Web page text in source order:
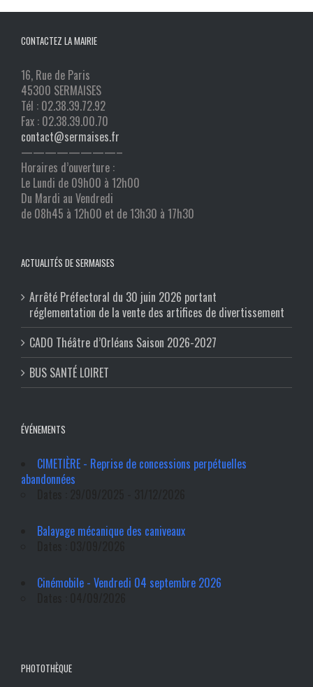
CONTACTEZ LA MAIRIE
16, Rue de Paris
45300 SERMAISES
Tél : 02.38.39.72.92
Fax : 02.38.39.00.70
contact@sermaises.fr
————————–
Horaires d’ouverture :
Le Lundi de 09h00 à 12h00
Du Mardi au Vendredi
de 08h45 à 12h00 et de 13h30 à 17h30
ACTUALITÉS DE SERMAISES
Arrêté Préfectoral du 30 juin 2026 portant
réglementation de la vente des artifices de divertissement
CADO Théâtre d’Orléans Saison 2026-2027
BUS SANTÉ LOIRET
ÉVÉNEMENTS
CIMETIÈRE - Reprise de concessions perpétuelles
abandonnées
Balayage mécanique des caniveaux
Cinémobile - Vendredi 04 septembre 2026
PHOTOTHÈQUE